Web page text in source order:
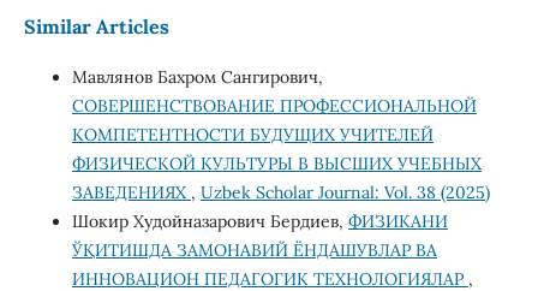
Similar Articles
Мавлянов Бахром Сангирович,
СОВЕРШЕНСТВОВАНИЕ ПРОФЕССИОНАЛЬНОЙ
КОМПЕТЕНТНОСТИ БУДУЩИХ УЧИТЕЛЕЙ
ФИЗИЧЕСКОЙ КУЛЬТУРЫ В ВЫСШИХ УЧЕБНЫХ
ЗАВЕДЕНИЯХ , Uzbek Scholar Journal: Vol. 38 (2025)
Шокир Худойназарович Бердиев, ФИЗИКАНИ
ЎҚИТИШДА ЗАМОНАВИЙ ЁНДАШУВЛАР ВА
ИННОВАЦИОН ПЕДАГОГИК ТЕХНОЛОГИЯЛАР ,